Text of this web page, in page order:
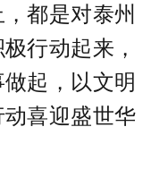
都是对泰州
行动起来，
起，以文明
喜迎盛世华